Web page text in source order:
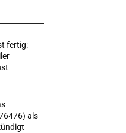
fertig:
als